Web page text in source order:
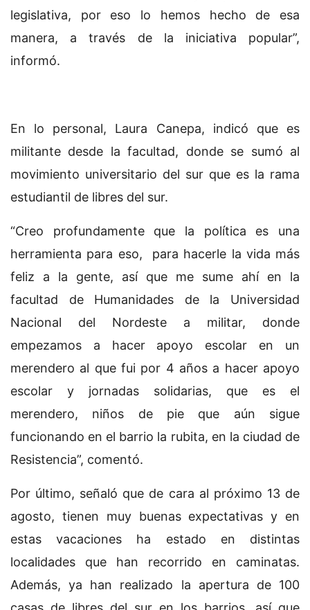
legislativa, por eso lo hemos hecho de esa
manera, a través de la iniciativa popular”,
informó.
En lo personal, Laura Canepa, indicó que es
militante desde la facultad, donde se sumó al
movimiento universitario del sur que es la rama
estudiantil de libres del sur.
“Creo profundamente que la política es una
herramienta para eso, para hacerle la vida más
feliz a la gente, así que me sume ahí en la
facultad de Humanidades de la Universidad
Nacional del Nordeste a militar, donde
empezamos a hacer apoyo escolar en un
merendero al que fui por 4 años a hacer apoyo
escolar y jornadas solidarias, que es el
merendero, niños de pie que aún sigue
funcionando en el barrio la rubita, en la ciudad de
Resistencia”, comentó.
Por último, señaló que de cara al próximo 13 de
agosto, tienen muy buenas expectativas y en
estas vacaciones ha estado en distintas
localidades que han recorrido en caminatas.
Además, ya han realizado la apertura de 100